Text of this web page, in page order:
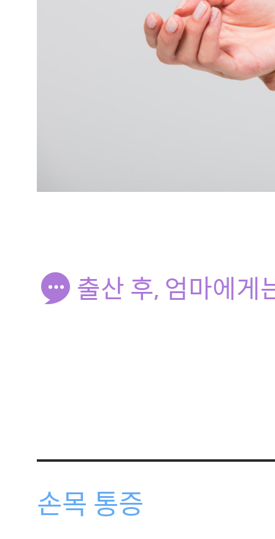
출산 후, 엄마에게
손목 통증